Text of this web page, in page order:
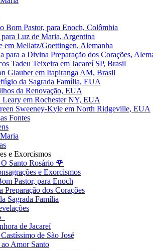
Bom Pastor, para Enoch, Colômbia
Luz de Maria, Argentina
em Mellatz/Goettingen, Alemanha
para a Divina Preparação dos Corações,
Tadeu Teixeira em Jacareí SP, Brasil
Glauber em Itapiranga AM, Brasil
da Sagrada Família, EUA
da Renovação, EUA
Leary em Rochester NY, EUA
Sweeney-Kyle em North Ridgeville, EUA
Fontes
e Exorcismos
Santo Rosário 🌹
e Exorcismos
Pastor, para Enoch
Preparação dos Corações
Sagrada Família
de Jacareí
de São José
Amor Santo